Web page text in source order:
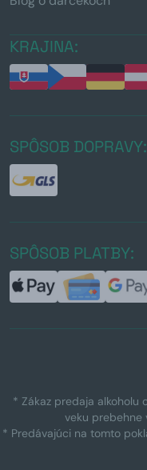
KRAJINA:
SPÔSOB DOPRAVY:
SPÔSOB PLATBY:
* Zákaz predaja alkoholu
veku prebehne
* Predávajúci na tomto